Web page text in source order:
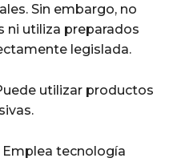
Sin embargo, no
ni utiliza preparados
legislada.
utilizar productos
Emplea tecnología